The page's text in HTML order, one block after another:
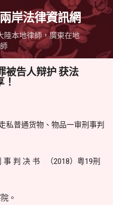
內容
岸法律資訊網
陸本地律師，廣東在地
被告人辩护 获法
私普通货物、物品一审刑事判
判 决 书 （2018）粤19刑
。